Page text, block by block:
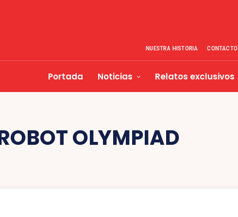
NUESTRA HISTORIA CONTACTO
Portada Noticias Relatos exclusivos
OLYMPIAD